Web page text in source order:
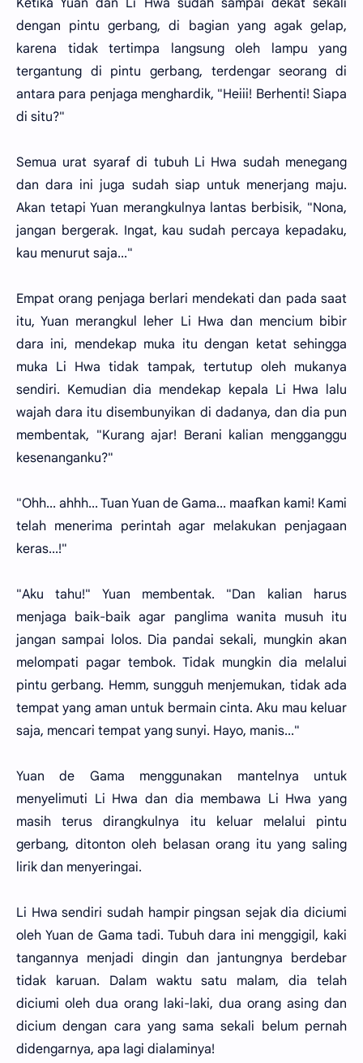
Ketika Yuan dan Li Hwa sudah sampai dekat sekali
dengan pintu gerbang, di bagian yang agak gelap,
karena tidak tertimpa langsung oleh lampu yang
tergantung di pintu gerbang, terdengar seorang di
antara para penjaga menghardik, "Heiii! Berhenti! Siapa
di situ?"
Semua urat syaraf di tubuh Li Hwa sudah menegang
dan dara ini juga sudah siap untuk menerjang maju.
Akan tetapi Yuan merangkulnya lantas berbisik, "Nona,
jangan bergerak. Ingat, kau sudah percaya kepadaku,
kau menurut saja..."
Empat orang penjaga berlari mendekati dan pada saat
itu, Yuan merangkul leher Li Hwa dan mencium bibir
dara ini, mendekap muka itu dengan ketat sehingga
muka Li Hwa tidak tampak, tertutup oleh mukanya
sendiri. Kemudian dia mendekap kepala Li Hwa lalu
wajah dara itu disembunyikan di dadanya, dan dia pun
membentak, "Kurang ajar! Berani kalian mengganggu
kesenanganku?"
"Ohh... ahhh... Tuan Yuan de Gama... maafkan kami! Kami
telah menerima perintah agar melakukan penjagaan
keras...!"
"Aku tahu!" Yuan membentak. "Dan kalian harus
menjaga baik-baik agar panglima wanita musuh itu
jangan sampai lolos. Dia pandai sekali, mungkin akan
melompati pagar tembok. Tidak mungkin dia melalui
pintu gerbang. Hemm, sungguh menjemukan, tidak ada
tempat yang aman untuk bermain cinta. Aku mau keluar
saja, mencari tempat yang sunyi. Hayo, manis..."
Yuan de Gama menggunakan mantelnya untuk
menyelimuti Li Hwa dan dia membawa Li Hwa yang
masih terus dirangkulnya itu keluar melalui pintu
gerbang, ditonton oleh belasan orang itu yang saling
lirik dan menyeringai.
Li Hwa sendiri sudah hampir pingsan sejak dia diciumi
oleh Yuan de Gama tadi. Tubuh dara ini menggigil, kaki
tangannya menjadi dingin dan jantungnya berdebar
tidak karuan. Dalam waktu satu malam, dia telah
diciumi oleh dua orang laki-laki, dua orang asing dan
dicium dengan cara yang sama sekali belum pernah
didengarnya, apa lagi dialaminya!